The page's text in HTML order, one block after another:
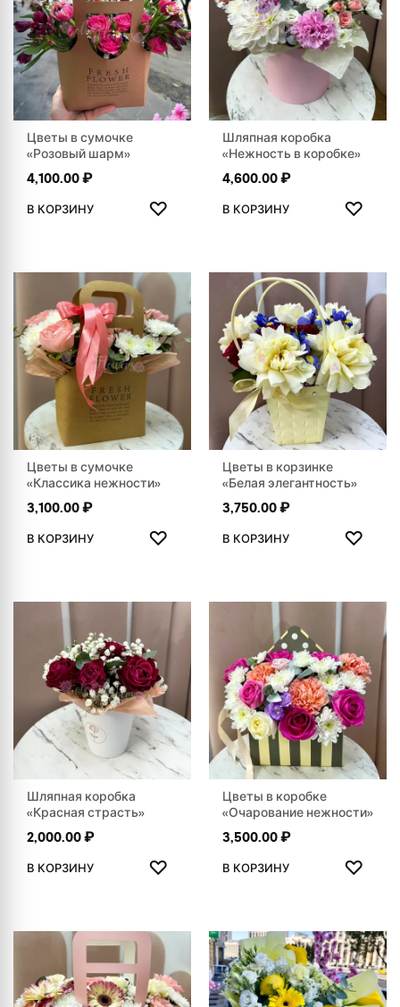
Цветы в сумочке
«Розовый шарм»
4,100.00₽
В КОРЗИНУ ♡
ДОБАВИТЬ В ИЗБРАННОЕ
Шляпная коробка
«Нежность в коробке»
4,600.00₽
В КОРЗИНУ ♡
Цветы в сумочке
«Классика нежности»
3,100.00₽
В КОРЗИНУ ♡
ДОБАВИТЬ В ИЗБРАННОЕ
Цветы в корзинке
«Белая элегантность»
3,750.00₽
В КОРЗИНУ ♡
Шляпная коробка
«Красная страсть»
2,000.00₽
В КОРЗИНУ ♡
ДОБАВИТЬ В ИЗБРАННОЕ
Цветы в коробке
«Очарование нежности»
3,500.00₽
В КОРЗИНУ ♡